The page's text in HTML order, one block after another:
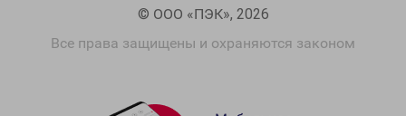
© ООО «ПЭК», 2026
Все права защищены и охраняются законом